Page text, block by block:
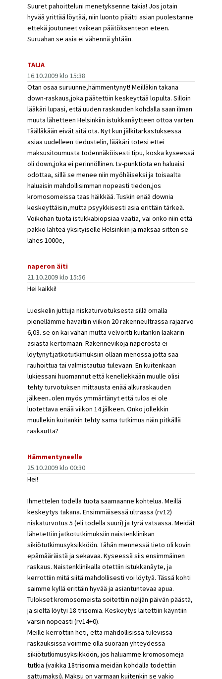
Suuret pahoitteluni menetyksenne takia! Jos jotain
hyvää yrittää löytää, niin luonto päätti asian puolestanne
ettekä joutuneet vaikean päätöksenteon eteen.
Suruahan se asia ei vähennä yhtään.
TAIJA
16.10.2009 klo 15:38
Otan osaa suruunne,hämmentynyt! Meilläkin takana
down-raskaus,joka päätettiin keskeyttää lopulta. Silloin
lääkäri lupasi, että uuden raskauden kohdalla saan ilman
muuta lähetteen Helsinkiin istukkanäytteen ottoa varten.
Täälläkään eivät sitä ota. Nyt kun jälkitarkastuksessa
asiaa uudelleen tiedustelin, lääkäri totesi ettei
maksusitoumusta todennäköisesti tipu, koska kyseessä
oli down,joka ei perinnöllinen. Lv-punktiota en haluaisi
odottaa, sillä se menee niin myöhäiseksi ja toisaalta
haluaisin mahdollisimman nopeasti tiedon,jos
kromosomeissa taas häikkää. Tuskin enää downia
keskeyttäisin,mutta psyykkisesti asia erittäin tärkeä.
Voikohan tuota istukkabiopsiaa vaatia, vai onko niin että
pakko lähteä yksityiselle Helsinkiin ja maksaa sitten se
lähes 1000e,
naperon äiti
21.10.2009 klo 15:56
Hei kaikki!
Lueskelin juttuja niskaturvotuksesta sillä omalla
pienellämme havaitiin viikon 20 rakenneultrassa rajaarvo
6,03. se on kai vähän mutta velvoitti kuitankin lääkärin
asiasta kertomaan. Rakennevikoja naperosta ei
löytynyt.jatkotutkimuksiin ollaan menossa jotta saa
rauhoittua tai valmistautua tulevaan. En kuitenkaan
lukiessani huomannut että kenellekkään muulle olisi
tehty turvotuksen mittausta enää alkuraskauden
jälkeen..olen myös ymmärtänyt että tulos ei ole
luotettava enää viikon 14 jälkeen. Onko jollekkin
muullekin kuitankin tehty sama tutkimus näin pitkällä
raskautta?
Hämmentyneelle
25.10.2009 klo 00:30
Hei!
Ihmettelen todella tuota saamaanne kohtelua. Meillä
keskeytys takana. Ensimmäisessä ultrassa (rv12)
niskaturvotus 5 (eli todella suuri) ja tyrä vatsassa. Meidät
lähetettiin jatkotutkimuksiin naistenklinikan
sikiötutkimusyksikköön. Tähän mennessä tieto oli kovin
epämääräistä ja sekavaa. Kyseessä siis ensimmäinen
raskaus. Naistenklinikalla otettiin istukkanäyte, ja
kerrottiin mitä siitä mahdollisesti voi löytyä. Tässä kohti
saimme kyllä erittäin hyvää ja asiantuntevaa apua.
Tulokset kromosomeista soitettiin neljän päivän päästä,
ja sieltä löytyi 18 trisomia. Keskeytys laitettiin käyntiin
varsin nopeasti (rv14+0).
Meille kerrottiin heti, että mahdollisissa tulevissa
raskauksissa voimme olla suoraan yhteydessä
sikiötutkimusyksikköön, jos haluamme kromosomeja
tutkia (vaikka 18trisomia meidän kohdalla todettiin
sattumaksi). Maksu on varmaan kuitenkin se vakio